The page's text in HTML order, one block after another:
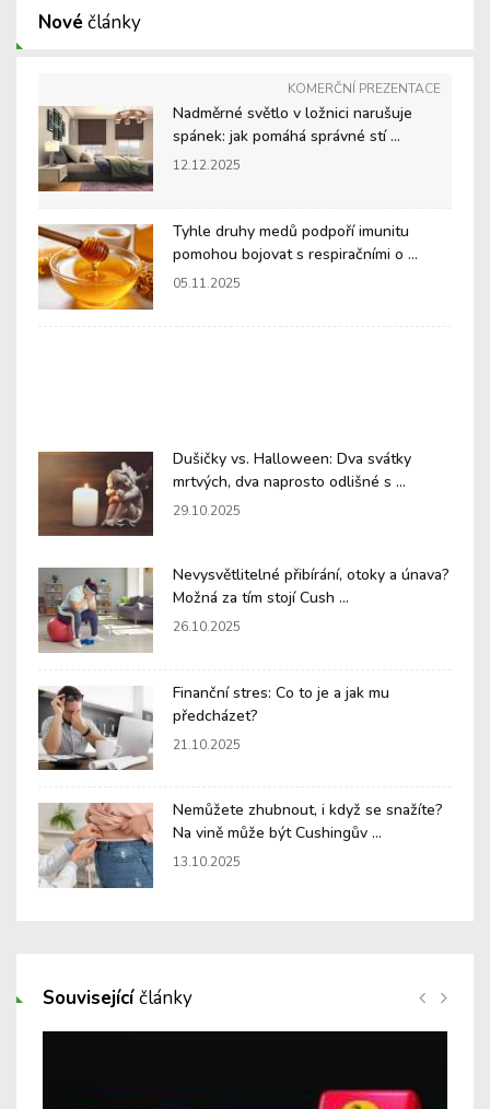
Nové články
KOMERČNÍ PREZENTACE
Nadměrné světlo v ložnici narušuje
spánek: jak pomáhá správné stí ...
12.12.2025
Tyhle druhy medů podpoří imunitu
pomohou bojovat s respiračními o ...
05.11.2025
Dušičky vs. Halloween: Dva svátky
mrtvých, dva naprosto odlišné s ...
29.10.2025
Nevysvětlitelné přibírání, otoky a únava?
Možná za tím stojí Cush ...
26.10.2025
Finanční stres: Co to je a jak mu
předcházet?
21.10.2025
Nemůžete zhubnout, i když se snažíte?
Na vině může být Cushingův ...
13.10.2025
Souvisejícíčlánky